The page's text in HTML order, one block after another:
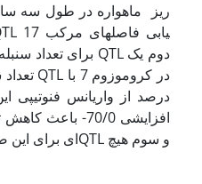
درصد از واریانس فنوتیپی
افزایشی 70/0-
و سوم هیچ QTL­ای برای این صفت شناسایی نکردند.